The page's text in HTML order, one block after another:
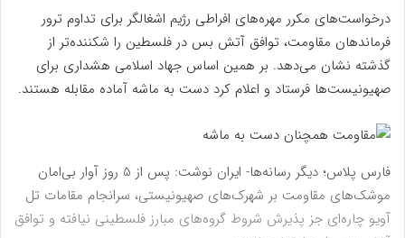
درخواست‌های مکرر مهره‌های افراطی رژیم اشغالگر برای تداوم ترور
فرماندهان مقاومت، توافق آتش بس در فلسطین را شکننده‌تر از
گذشته نشان می‌دهد. بر همین اساس جهاد اسلامی هشداری برای
صهیونیست‌ها فرستاد و اعلام کرد دست به ماشه آماده مقابله هستند.
فارس پلاس؛ دیگر رسانه‌ها- ایران نوشت: پس از 5 روز آوار بی‌امان
موشک‌های مقاومت بر شهرک‌های صهیونیستی، سرانجام مقامات تل
آویو چاره‌ای جز پذیرش شروط گروه‌های مبارز فلسطینی نیافته و توافق